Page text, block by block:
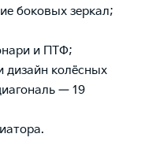
боковых зеркал;
и ПТФ;
колёсных
— 19